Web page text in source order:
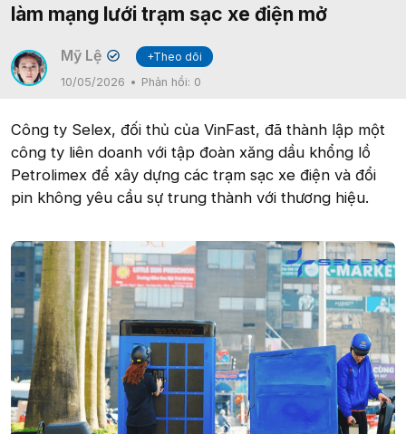
làm mạng lưới trạm sạc xe điện mở
Mỹ Lệ ✔
+Theo dõi
10/05/2026
Phản hồi: 0
Công ty Selex, đối thủ của VinFast, đã thành lập một
công ty liên doanh với tập đoàn xăng dầu khổng lồ
Petrolimex để xây dựng các trạm sạc xe điện và đổi
pin không yêu cầu sự trung thành với thương hiệu.